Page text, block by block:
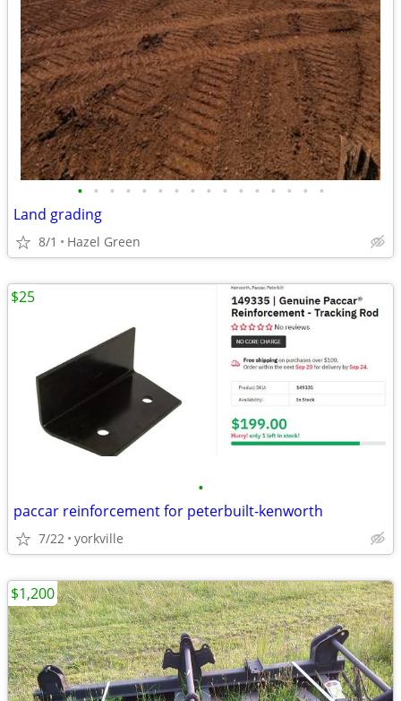
• • • • • • • • • • • • • • • •
Land grading
8/1 Hazel Green
•
paccar reinforcement for peterbuilt-kenworth
7/22 yorkville
$25
$1,200